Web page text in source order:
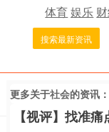
体育娱乐
搜索最新资讯
更多关于社会的资讯：
【视评】找准